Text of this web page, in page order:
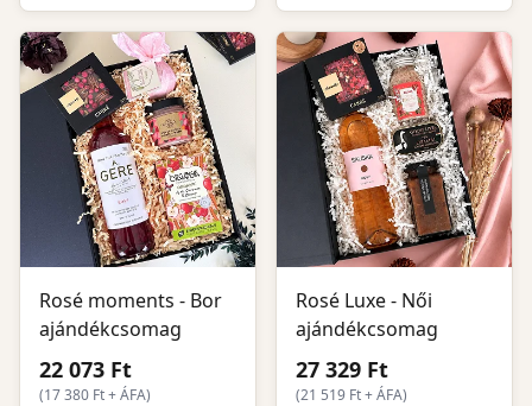
Rosé moments - Bor
ajándékcsomag
22 073 Ft
(17 380 Ft + ÁFA)
Rosé Luxe - Női
ajándékcsomag
27 329 Ft
(21 519 Ft + ÁFA)